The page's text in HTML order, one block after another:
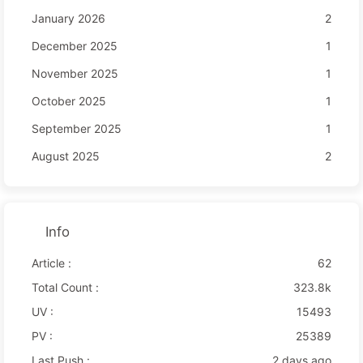
January 2026
2
December 2025
1
November 2025
1
October 2025
1
September 2025
1
August 2025
2
Info
Article :
62
Total Count :
323.8k
UV :
15493
PV :
25389